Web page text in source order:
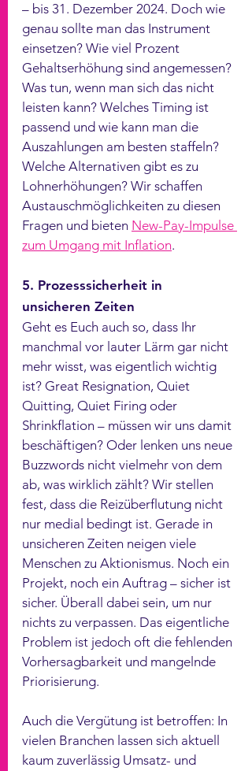
– bis 31. Dezember 2024. Doch wie
genau sollte man das Instrument
einsetzen? Wie viel Prozent
Gehaltserhöhung sind angemessen?
Was tun, wenn man sich das nicht
leisten kann? Welches Timing ist
passend und wie kann man die
Auszahlungen am besten staffeln?
Welche Alternativen gibt es zu
Lohnerhöhungen? Wir schaffen
Austauschmöglichkeiten zu diesen
Fragen und bieten New-Pay-Impulse
zum Umgang mit Inflation.
5. Prozesssicherheit in
unsicheren Zeiten
Geht es Euch auch so, dass Ihr
manchmal vor lauter Lärm gar nicht
mehr wisst, was eigentlich wichtig
ist? Great Resignation, Quiet
Quitting, Quiet Firing oder
Shrinkflation – müssen wir uns damit
beschäftigen? Oder lenken uns neue
Buzzwords nicht vielmehr von dem
ab, was wirklich zählt? Wir stellen
fest, dass die Reizüberflutung nicht
nur medial bedingt ist. Gerade in
unsicheren Zeiten neigen viele
Menschen zu Aktionismus. Noch ein
Projekt, noch ein Auftrag – sicher ist
sicher. Überall dabei sein, um nur
nichts zu verpassen. Das eigentliche
Problem ist jedoch oft die fehlenden
Vorhersagbarkeit und mangelnde
Priorisierung.
Auch die Vergütung ist betroffen: In
vielen Branchen lassen sich aktuell
kaum zuverlässig Umsatz- und